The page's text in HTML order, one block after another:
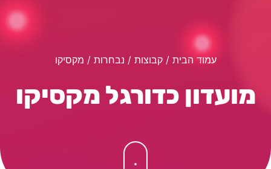
עמוד הבית / קבוצות / נבחרות / מקסיקו
מועדון כדורגל מקסיקו